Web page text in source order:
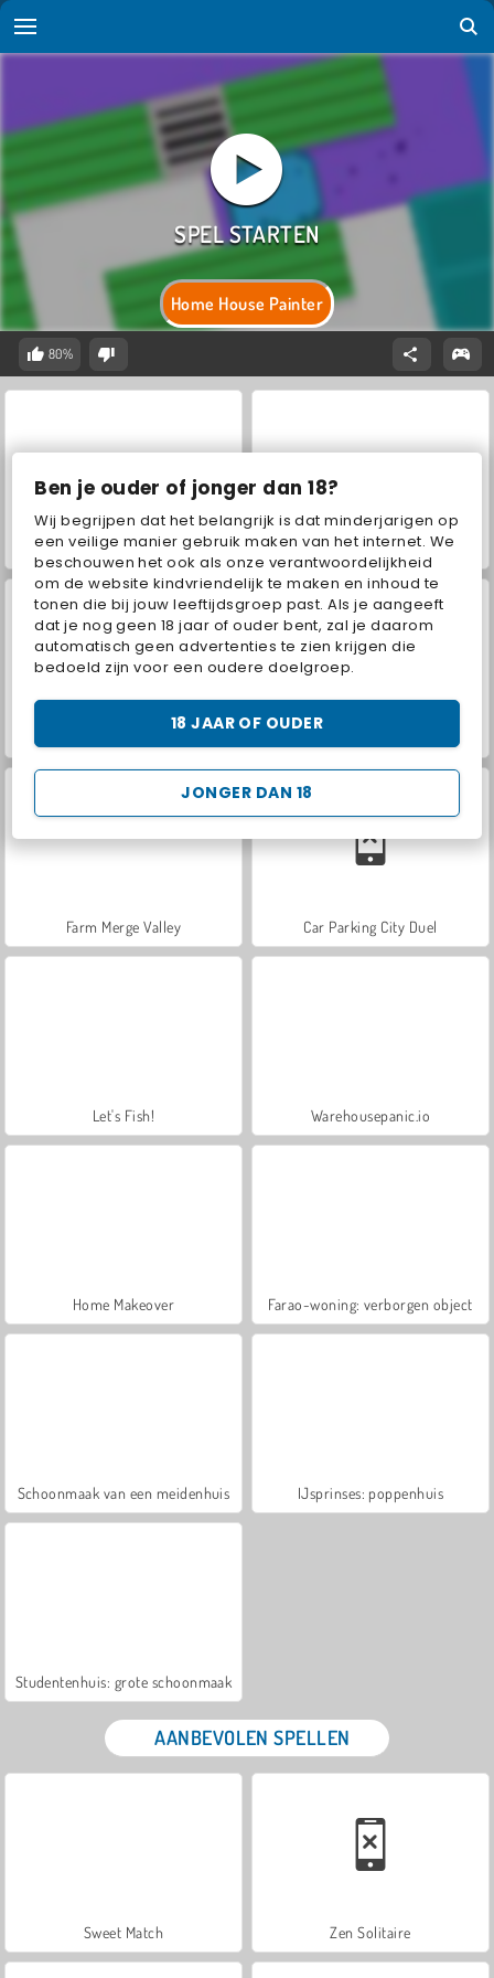
Ben je ouder of jonger dan 18?
Wij begrijpen dat het belangrijk is dat minderjarigen op
een veilige manier gebruik maken van het internet. We
beschouwen het ook als onze verantwoordelijkheid
om de website kindvriendelijk te maken en inhoud te
tonen die bij jouw leeftijdsgroep past. Als je aangeeft
dat je nog geen 18 jaar of ouder bent, zal je daarom
automatisch geen advertenties te zien krijgen die
bedoeld zijn voor een oudere doelgroep.
JONGER DAN 18
18 JAAR OF OUDER
Home House Painter
80%
VegaMix Da Vinci Puzzles Hidden Object: Street of Secrets
Farm Merge Valley Car Parking City Duel
Let's Fish! Warehousepanic.io
Home Makeover Farao-woning: verborgen object
Schoonmaak van een meidenhuis IJsprinses: poppenhuis
Studentenhuis: grote schoonmaak
AANBEVOLEN SPELLEN
Sweet Match Zen Solitaire